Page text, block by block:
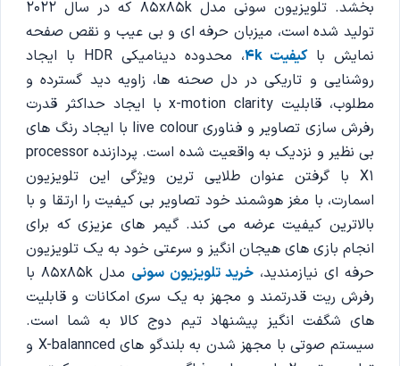
بخشد. تلویزیون سونی مدل 85x85k که در سال 2022
تولید شده است، میزبان حرفه ای و بی عیب و نقص صفحه
نمایش باکیفیت 4k
، محدوده دینامیکی HDR با ایجاد
روشنایی و تاریکی در دل صحنه ها، زاویه دید گسترده و
مطلوب، قابلیت x-motion clarity با ایجاد حداکثر قدرت
رفرش سازی تصاویر و فناوری live colour با ایجاد رنگ های
بی نظیر و نزدیک به واقعیت شده است. پردازنده processor
X1 با گرفتن عنوان طلایی ترین ویژگی این تلویزیون
اسمارت، با مغز هوشمند خود تصاویر بی کیفیت را ارتقا و با
بالاترین کیفیت عرضه می کند. گیمر های عزیزی که برای
انجام بازی های هیجان انگیز و سرعتی خود به یک تلویزیون
حرفه ای نیازمندید،خرید تلویزیون سونی
مدل 85x85k با
رفرش ریت قدرتمند و مجهز به یک سری امکانات و قابلیت
های شگفت انگیز پیشنهاد تیم دوج کالا به شما است.
سیستم صوتی با مجهز شدن به بلندگو های X-balannced و